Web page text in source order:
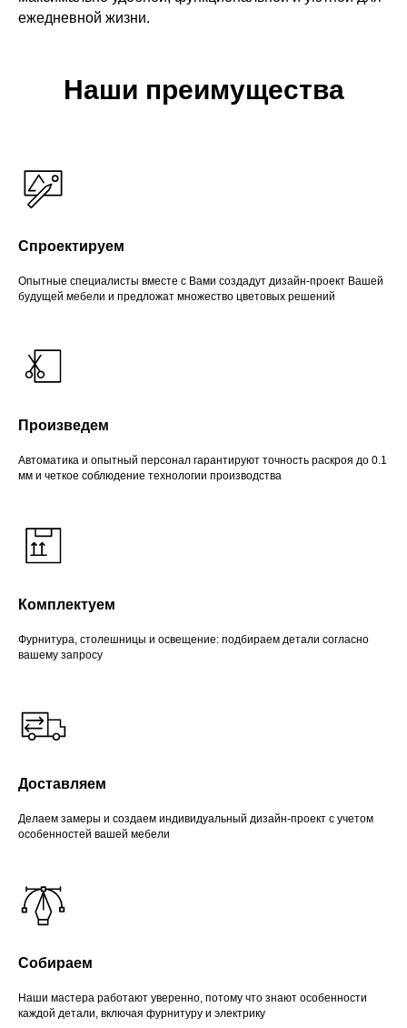
ежедневной жизни.
Наши преимущества
Спроектируем
Опытные специалисты вместе с Вами создадут дизайн-проект Вашей
будущей мебели и предложат множество цветовых решений
Произведем
Автоматика и опытный персонал гарантируют точность раскроя до 0.1
мм и четкое соблюдение технологии производства
Комплектуем
Фурнитура, столешницы и освещение: подбираем детали согласно
вашему запросу
Доставляем
Делаем замеры и создаем индивидуальный дизайн-проект с учетом
особенностей вашей мебели
Собираем
Наши мастера работают уверенно, потому что знают особенности
каждой детали, включая фурнитуру и электрику